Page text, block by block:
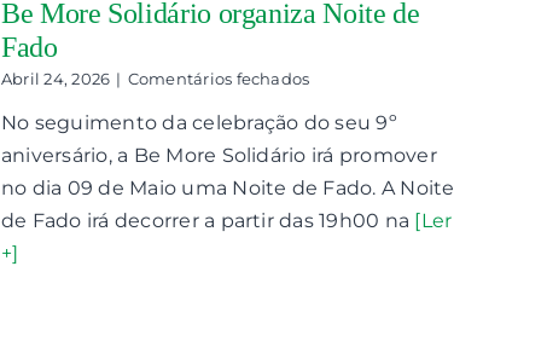
Be More Solidário organiza Noite de
Fado
Abril 24, 2026 | Comentários fechadosem
More
Solidário
organiza
Noite
de
No seguimento da celebração do seu 9º
aniversário, a Be More Solidário irá promover
no dia 09 de Maio uma Noite de Fado. A Noite
de Fado irá decorrer a partir das 19h00 na [Ler
+]